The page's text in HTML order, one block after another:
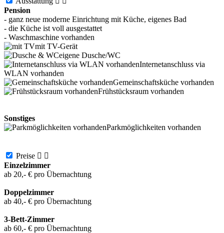
Pension
- ganz neue moderne Einrichtung mit Küche, eigenes Bad
- die Küche ist voll ausgestattet
- Waschmaschine vorhanden
mit TV-Gerät
eigene Dusche/WC
Internetanschluss via
WLAN vorhanden
Gemeinschaftsküche vorhanden
Frühstücksraum vorhanden
Sonstiges
Parkmöglichkeiten vorhanden
Preise  
Einzelzimmer
ab 20,- € pro Übernachtung
Doppelzimmer
ab 40,- € pro Übernachtung
3-Bett-Zimmer
ab 60,- € pro Übernachtung